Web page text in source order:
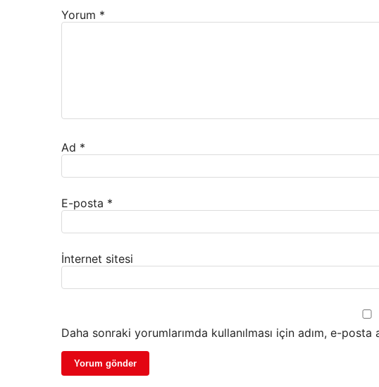
Yorum *
Ad *
E-posta *
İnternet sitesi
Daha sonraki yorumlarımda kullanılması için adım, e-